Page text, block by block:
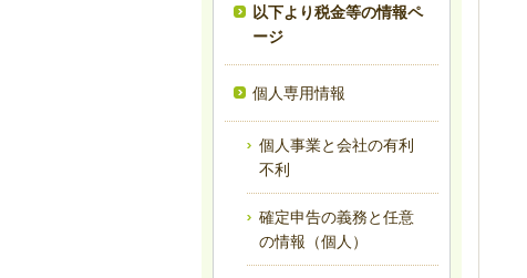
以下より税金等の情報ペ
ージ
個人専用情報
個人事業と会社の有利
不利
確定申告の義務と任意
の情報（個人）